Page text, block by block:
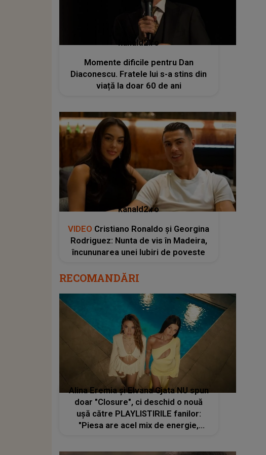
kanald2.ro
Momente dificile pentru Dan
Diaconescu. Fratele lui s-a stins din
viață la doar 60 de ani
kanald2.ro
VIDEO Cristiano Ronaldo și Georgina
Rodriguez: Nunta de vis în Madeira,
încununarea unei Iubiri de poveste
RECOMANDĂRI
Alina Eremia și Elvana Gjata NU spun
doar "Closure", ci deschid o nouă
ușă către PLAYLISTIRILE fanilor:
"Piesa are acel mix de energie,